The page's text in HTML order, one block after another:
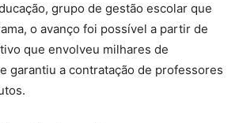
grupo de gestão escolar que
o avanço foi possível a partir de
que envolveu milhares de
garantiu a contratação de professores